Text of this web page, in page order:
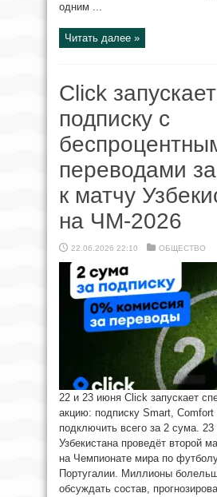
одним ...
Читать далее »
Click запускает
подписку с
переводами
к матчу
на ЧМ-2026
22.06.2026 22:10 ОБЩЕСТВО
22 и 23 июня Click запускает
акцию: подписку Smart,
подключить всего за 2 сума.
Узбекистана проведёт второй
на Чемпионате мира по
Португалии. Миллионы
обсуждать состав,